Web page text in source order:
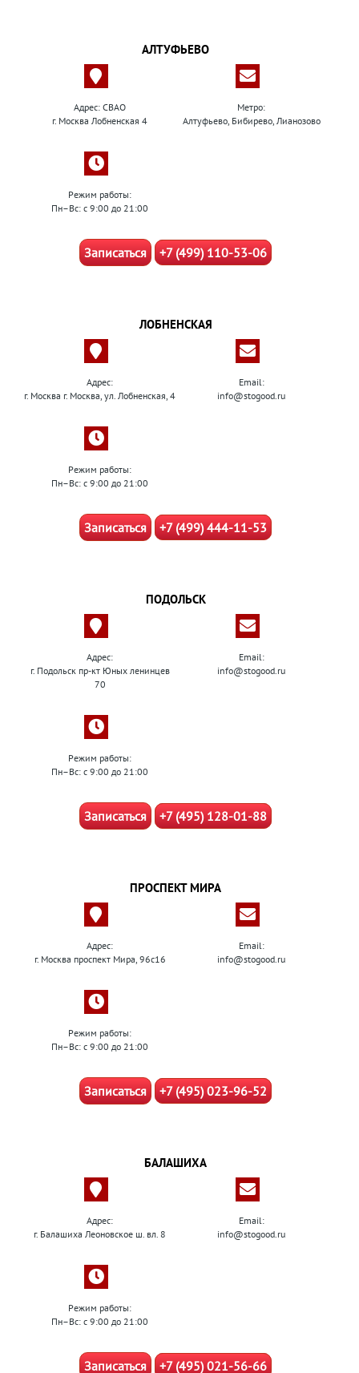
АЛТУФЬЕВО
Адрес: СВАО
г. Москва Лобненская 4
Метро:
Алтуфьево, Бибирево, Лианозово
Режим работы:
Пн–Вс: с 9:00 до 21:00
Записаться +7 (499) 110-53-06
ЛОБНЕНСКАЯ
Адрес:
г. Москва г. Москва, ул. Лобненская, 4
Email:
info@stogood.ru
Режим работы:
Пн–Вс: с 9:00 до 21:00
Записаться +7 (499) 444-11-53
ПОДОЛЬСК
Адрес:
г. Подольск пр-кт Юных ленинцев
70
Email:
info@stogood.ru
Режим работы:
Пн–Вс: с 9:00 до 21:00
Записаться +7 (495) 128-01-88
ПРОСПЕКТ МИРА
Адрес:
г. Москва проспект Мира, 96с16
Email:
info@stogood.ru
Режим работы:
Пн–Вс: с 9:00 до 21:00
Записаться +7 (495) 023-96-52
БАЛАШИХА
Адрес:
г. Балашиха Леоновское ш. вл. 8
Email:
info@stogood.ru
Режим работы:
Пн–Вс: с 9:00 до 21:00
Записаться +7 (495) 021-56-66